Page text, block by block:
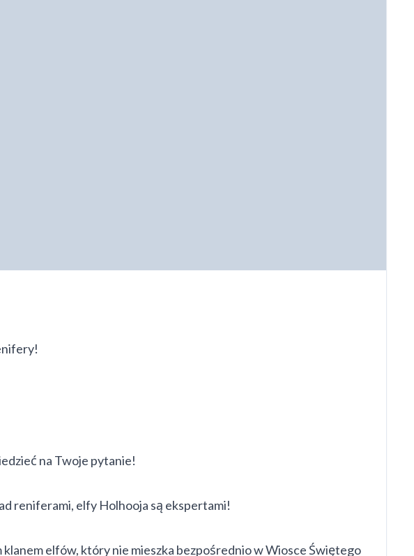
na Twoje pytanie!
reniferami, elfy Holhooja są ekspertami!
elfów, który nie mieszka bezpośrednio w Wiosce Świętego